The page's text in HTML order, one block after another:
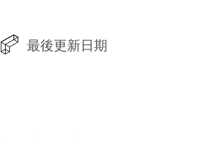
最後更新日期